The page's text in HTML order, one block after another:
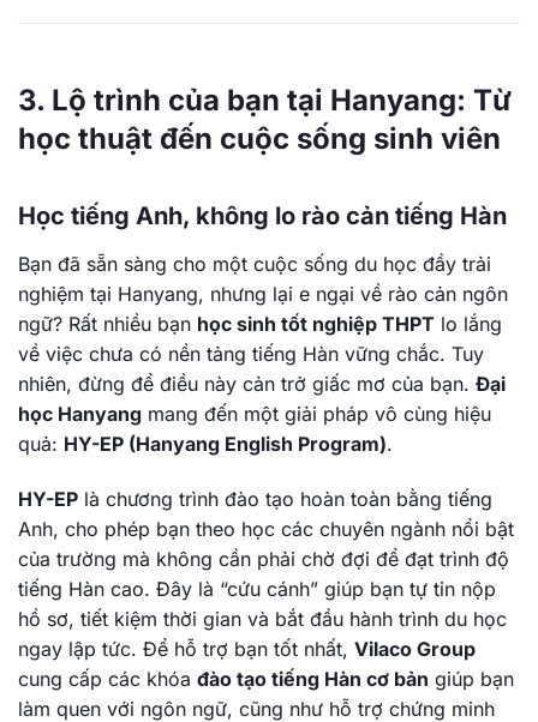
3. Lộ trình của bạn tại Hanyang: Từ
học thuật đến cuộc sống sinh viên
Học tiếng Anh, không lo rào cản tiếng Hàn
Bạn đã sẵn sàng cho một cuộc sống du học đầy trải
nghiệm tại Hanyang, nhưng lại e ngại về rào cản ngôn
ngữ? Rất nhiều bạn học sinh tốt nghiệp THPT lo lắng
về việc chưa có nền tảng tiếng Hàn vững chắc. Tuy
nhiên, đừng để điều này cản trở giấc mơ của bạn. Đại
học Hanyang mang đến một giải pháp vô cùng hiệu
quả: HY-EP (Hanyang English Program).
HY-EP là chương trình đào tạo hoàn toàn bằng tiếng
Anh, cho phép bạn theo học các chuyên ngành nổi bật
của trường mà không cần phải chờ đợi để đạt trình độ
tiếng Hàn cao. Đây là “cứu cánh” giúp bạn tự tin nộp
hồ sơ, tiết kiệm thời gian và bắt đầu hành trình du học
ngay lập tức. Để hỗ trợ bạn tốt nhất, Vilaco Group
cung cấp các khóa đào tạo tiếng Hàn cơ bản giúp bạn
làm quen với ngôn ngữ, cũng như hỗ trợ chứng minh